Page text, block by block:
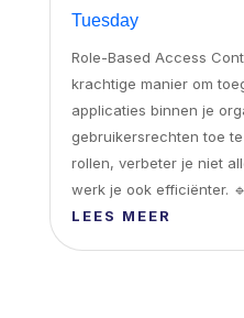
Tuesday
Role-Based Access
krachtige manier om
applicaties binnen je
gebruikersrechten toe
rollen, verbeter je niet
werk je ook efficiënter.
LEES MEER